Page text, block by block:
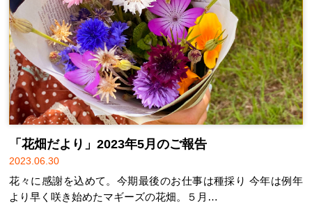
「花畑だより」2023年5月のご報告
2023.06.30
花々に感謝を込めて。今期最後のお仕事は種採り 今年は例年
より早く咲き始めたマギーズの花畑。５月…